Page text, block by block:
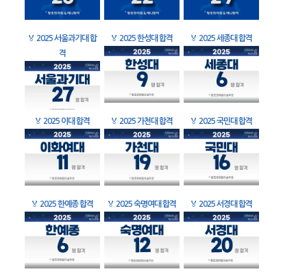
🏅 2025 서울과기대 합
격
🏅 2025 한성대 합격 🏅 2025 세종대 합격
🏅 2025 이대 합격 🏅 2025 가천대 합격 🏅 2025 국민대 합격
🏅 2025 한예종 합격 🏅 2025 숙명여대 합격 🏅 2025 서경대 합격